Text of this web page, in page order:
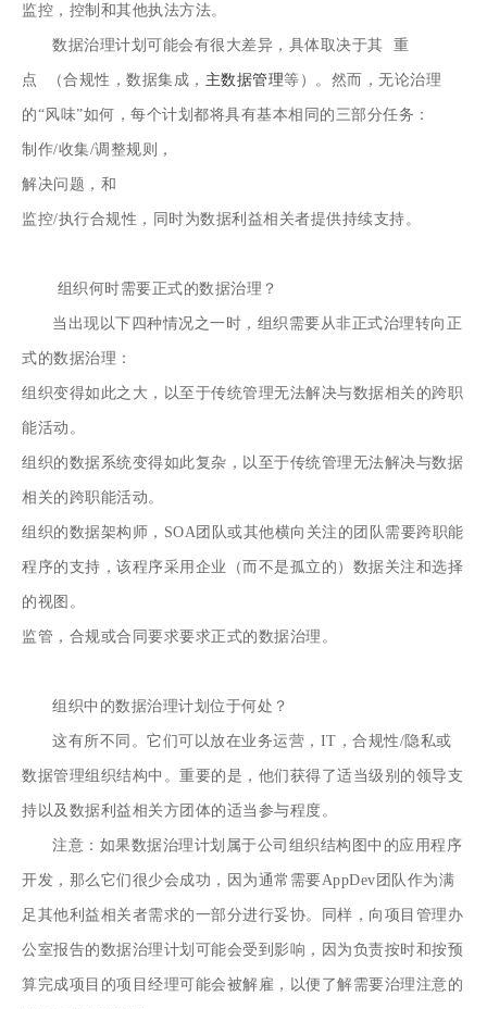
监控，控制和其他执法方法。
数据治理计划可能会有很大差异，具体取决于其 重
点 （合规性，数据集成， 主数据管理等）。然而，无论治理
的“风味”如何，每个计划都将具有基本相同的三部分任务：
制作/收集/调整规则，
解决问题，和
监控/执行合规性，同时为数据利益相关者提供持续支持。
组织何时需要正式的数据治理？
当出现以下四种情况之一时，组织需要从非正式治理转向正
式的数据治理：
组织变得如此之大，以至于传统管理无法解决与数据相关的跨职
能活动。
组织的数据系统变得如此复杂，以至于传统管理无法解决与数据
相关的跨职能活动。
组织的数据架构师，SOA团队或其他横向关注的团队需要跨职能
程序的支持，该程序采用企业（而不是孤立的）数据关注和选择
的视图。
监管，合规或合同要求要求正式的数据治理。
组织中的数据治理计划位于何处？
这有所不同。它们可以放在业务运营，IT，合规性/隐私或
数据管理组织结构中。重要的是，他们获得了适当级别的领导支
持以及数据利益相关方团体的适当参与程度。
注意：如果数据治理计划属于公司组织结构图中的应用程序
开发，那么它们很少会成功，因为通常需要AppDev团队作为满
足其他利益相关者需求的一部分进行妥协。同样，向项目管理办
公室报告的数据治理计划可能会受到影响，因为负责按时和按预
算完成项目的项目经理可能会被解雇，以便了解需要治理注意的